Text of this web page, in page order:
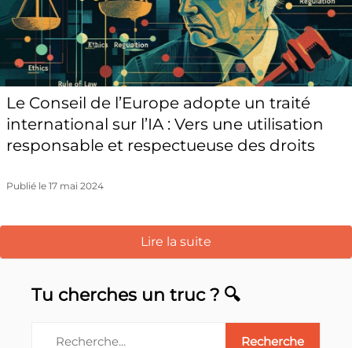
Le Conseil de l’Europe adopte un traité
international sur l’IA : Vers une utilisation
responsable et respectueuse des droits
Publié le 17 mai 2024
Lire la suite
Tu cherches un truc ? 🔍